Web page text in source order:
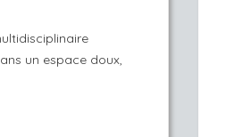
un espace doux,